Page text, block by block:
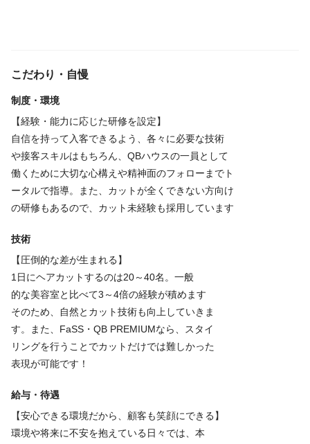
感じています。
い時代の日常生活の一部として、お客さまに
提供していくヘアカットサービス全体のクオ
リティを見つめ直すために、私たちの専門性
の軸であるヘアカットのクオリティを高めて
いくだけでなく、サービスクオリティを利便
性高く無駄のないものにアップデートしてゆ
きたいと考えています。
こだわり・自慢
制度・環境
【経験・能力に応じた研修を設定】
自信を持って入客できるよう、各々に必要な技術
や接客スキルはもちろん、QBハウスの一員として
働くために大切な心構えや精神面のフォローまでト
ータルで指導。また、カットが全くできない方向け
の研修もあるので、カット未経験も採用しています
技術
【圧倒的な差が生まれる】
1日にヘアカットするのは20～40名。一般
的な美容室と比べて3～4倍の経験が積めます
そのため、自然とカット技術も向上していきま
す。また、FaSS・QB PREMIUMなら、スタイ
リングを行うことでカットだけでは難しかった
表現が可能です！
給与・待遇
【安心できる環境だから、顧客も笑顔にできる】
環境や将来に不安を抱えている日々では、本